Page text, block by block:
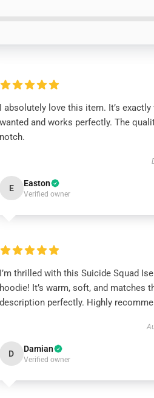
I absolutely love this item. It’s exactly
wanted and works perfectly. The
notch.
E Easton
Verified owner
I’m thrilled with this Suicide Squad
hoodie! It’s warm, soft, and matches
description perfectly. Highly
D Damian
Verified owner